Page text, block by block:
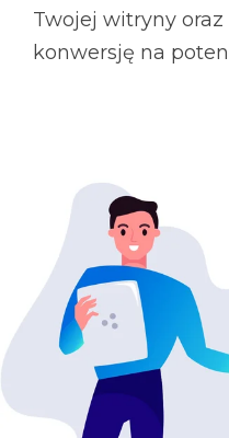
Twojej witryny
konwersję na